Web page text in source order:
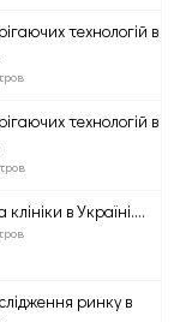
технологій в
технологій в
клініки в Україні....
ринку в